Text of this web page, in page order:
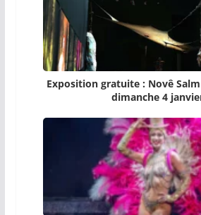
Exposition gratuite : Novê
dimanche 4